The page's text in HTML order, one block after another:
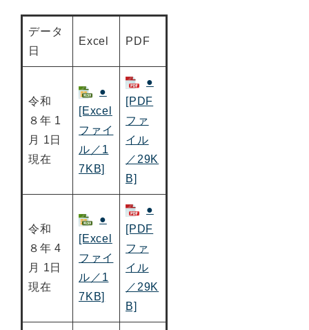
データ
日
Excel PDF
令和
８年 1
月 1日
現在
●
[Excel
ファイ
ル／1
7KB]
●
[PDF
ファ
イル
／29K
B]
令和
８年 4
月 1日
現在
●
[Excel
ファイ
ル／1
7KB]
●
[PDF
ファ
イル
／29K
B]